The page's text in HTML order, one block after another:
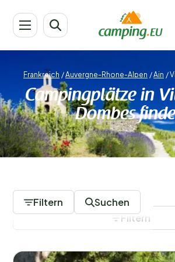
Frankreich /Auvergne-Rhone-Alpen /Ain /
Campingplätze in
Dombes
Filtern Suchen
Filtern